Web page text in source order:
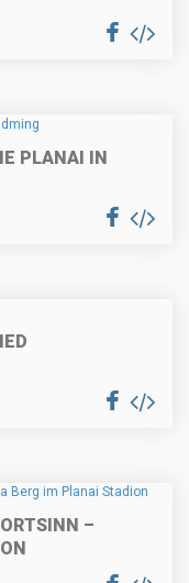
PLANAI IN
–